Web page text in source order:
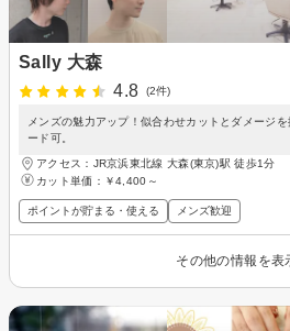
Sally 大森
4.8
(2件)
メンズの魅力アップ！似合わせカットとダメージ
ード可。
アクセス：JR京浜東北線 大森(東京)駅 徒歩1分
カット単価： ￥4,400～
ポイントが貯まる・使える メンズ歓迎
その他の情報を表